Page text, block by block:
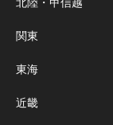
北陸・甲信越
関東
東海
近畿